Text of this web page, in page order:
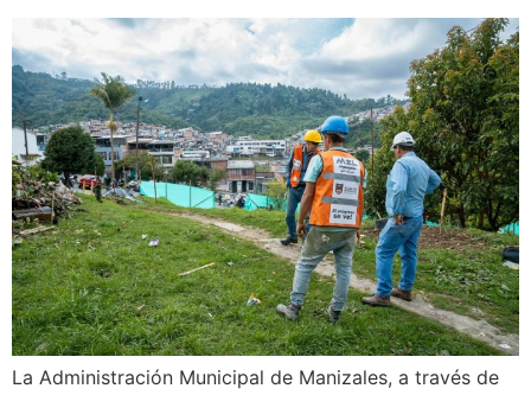
La Administración Municipal de Manizales, a través de